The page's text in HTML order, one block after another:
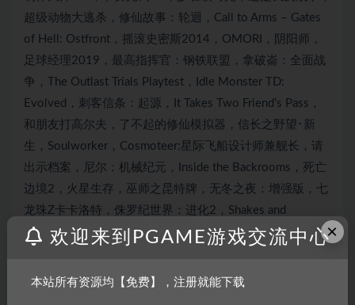
×
欢迎来到PGAME游戏交流中心
本站所有资源均【免费】，注册就能下载